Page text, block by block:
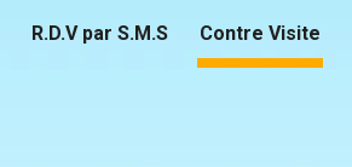
Skip to navigation
R.D.V par S.M.S Contre Visite